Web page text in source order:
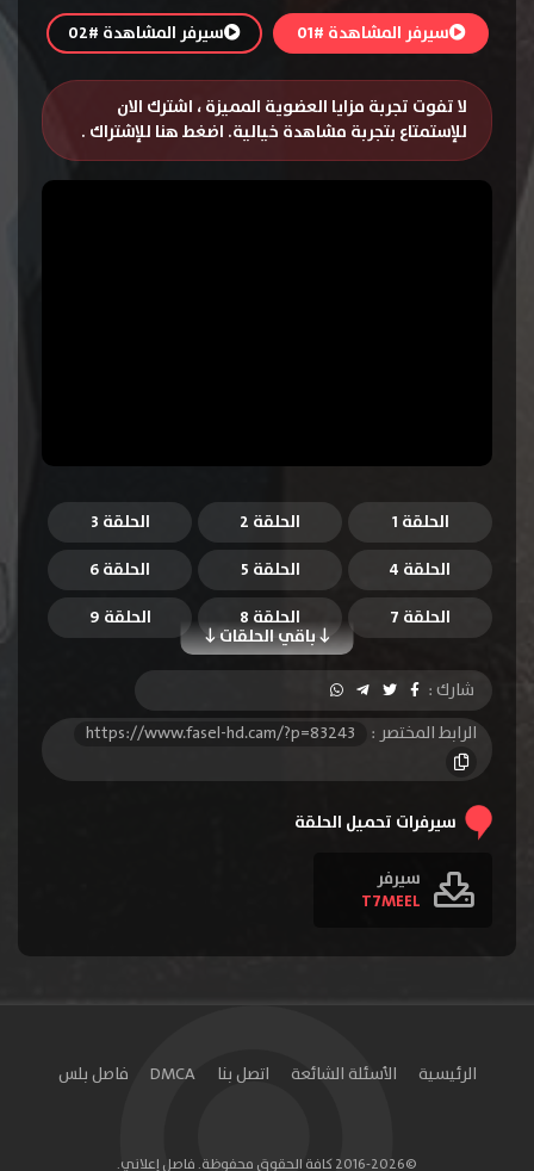
سيرفر المشاهدة #01 سيرفر المشاهدة #02
لا تفوت تجربة مزايا العضوية المميزة ، اشترك الان
للإستمتاع بتجربة مشاهدة خيالية. اضغط هنا للإشتراك .
الحلقة 1 الحلقة 2
الحلقة 3
الحلقة 4
الحلقة 5 الحلقة 6
باقي الحلقات
الحلقة 7 الحلقة 8
الحلقة 9
الحلقة 10
الحلقة 11
الحلقة 12
الحلقة 13
الحلقة 14
الحلقة 15
الحلقة 25
الحلقة 29
شارك :
الرابط المختصر :
https://www.fasel-hd.cam/?p=83243
سيرفرات تحميل الحلقة
سيرفر
T7MEEL
الرئيسية الأسئلة الشائعة اتصل بنا DMCA فاصل بلس
©2016-2026 كافة الحقوق محفوظة. فاصل إعلاني.